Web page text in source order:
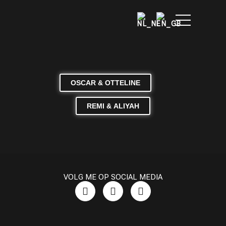
OSCAR & OTTELINE
REMI & ALIYAH
VOLG ME OP SOCIAL MEDIA